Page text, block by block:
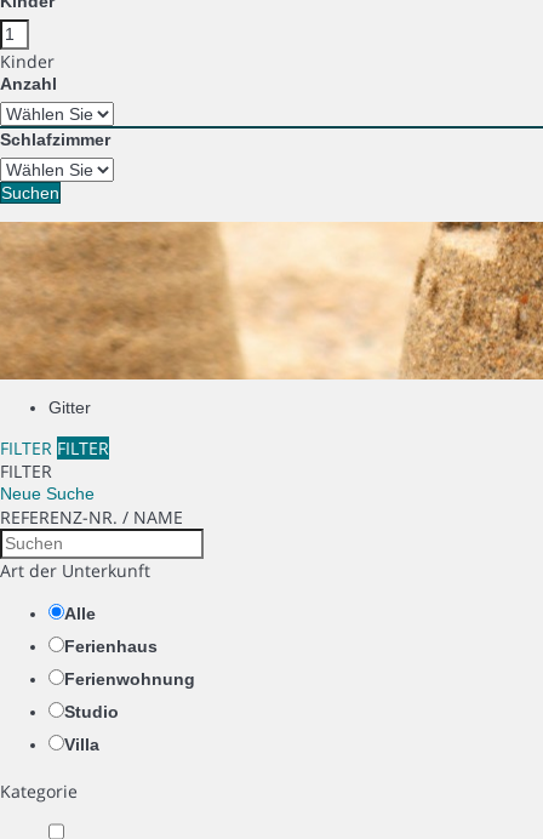
Kinder
Anzahl
Schlafzimmer
Suchen
Gitter
FILTER FILTER
FILTER
Neue Suche
REFERENZ-NR. / NAME
Art der Unterkunft
Alle
Ferienhaus
Ferienwohnung
Studio
Villa
Kategorie